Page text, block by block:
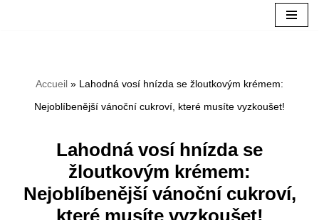
contenu
Accueil » Lahodná vosí hnízda se žloutkovým krémem:
Nejoblíbenější vánoční cukroví, které musíte vyzkoušet!
Lahodná vosí hnízda se
žloutkovým krémem:
Nejoblíbenější vánoční cukroví,
které musíte vyzkoušet!